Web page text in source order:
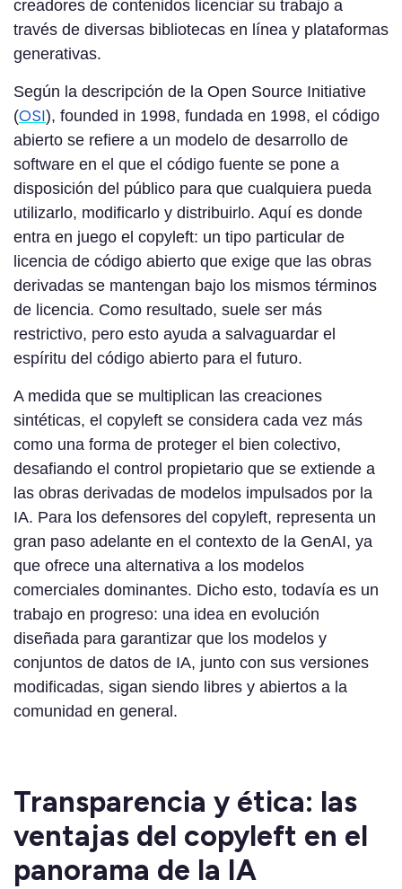
creadores de contenidos licenciar su trabajo a
través de diversas bibliotecas en línea y plataformas
generativas.
Según la descripción de la Open Source Initiative
(OSI), founded in 1998, fundada en 1998, el código
abierto se refiere a un modelo de desarrollo de
software en el que el código fuente se pone a
disposición del público para que cualquiera pueda
utilizarlo, modificarlo y distribuirlo. Aquí es donde
entra en juego el copyleft: un tipo particular de
licencia de código abierto que exige que las obras
derivadas se mantengan bajo los mismos términos
de licencia. Como resultado, suele ser más
restrictivo, pero esto ayuda a salvaguardar el
espíritu del código abierto para el futuro.
A medida que se multiplican las creaciones
sintéticas, el copyleft se considera cada vez más
como una forma de proteger el bien colectivo,
desafiando el control propietario que se extiende a
las obras derivadas de modelos impulsados por la
IA. Para los defensores del copyleft, representa un
gran paso adelante en el contexto de la GenAI, ya
que ofrece una alternativa a los modelos
comerciales dominantes. Dicho esto, todavía es un
trabajo en progreso: una idea en evolución
diseñada para garantizar que los modelos y
conjuntos de datos de IA, junto con sus versiones
modificadas, sigan siendo libres y abiertos a la
comunidad en general.
Transparencia y ética: las
ventajas del copyleft en el
panorama de la IA